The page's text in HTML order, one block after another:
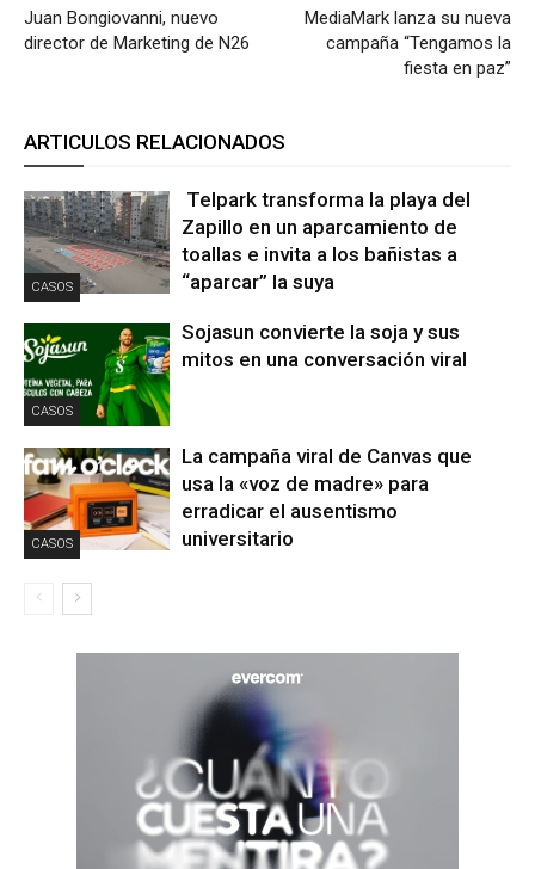
Juan Bongiovanni, nuevo
director de Marketing de N26
MediaMark lanza su nueva
campaña “Tengamos la
fiesta en paz”
ARTICULOS RELACIONADOS
CASOS
Telpark transforma la playa del
Zapillo en un aparcamiento de
toallas e invita a los bañistas a
“aparcar” la suya
CASOS
Sojasun convierte la soja y sus
mitos en una conversación viral
CASOS
La campaña viral de Canvas que
usa la «voz de madre» para
erradicar el ausentismo
universitario